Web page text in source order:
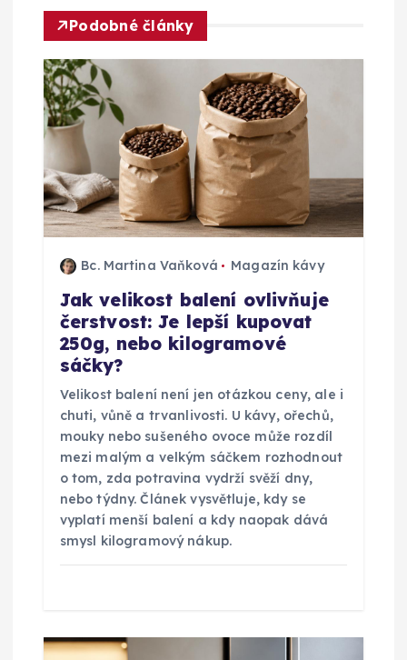
c
e
p
r
o
p
Podobné články
Bc. Martina Vaňková Magazín kávy
Jak velikost balení ovlivňuje
čerstvost: Je lepší kupovat
250g, nebo kilogramové
sáčky?
Velikost balení není jen otázkou ceny, ale i
chuti, vůně a trvanlivosti. U kávy, ořechů,
mouky nebo sušeného ovoce může rozdíl
mezi malým a velkým sáčkem rozhodnout
o tom, zda potravina vydrží svěží dny,
nebo týdny. Článek vysvětluje, kdy se
vyplatí menší balení a kdy naopak dává
smysl kilogramový nákup.